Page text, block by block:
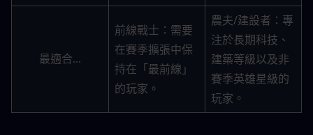
最適合...
前線戰士：需要
在賽季擴張中保
持在「最前線」
的玩家。
農夫/建設者：專
注於長期科技、
建築等級以及非
賽季英雄星級的
玩家。